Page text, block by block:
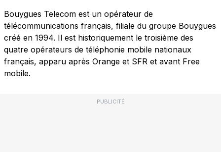
Bouygues Telecom est un opérateur de
télécommunications français, filiale du groupe Bouygues
créé en 1994. Il est historiquement le troisième des
quatre opérateurs de téléphonie mobile nationaux
français, apparu après Orange et SFR et avant Free
mobile.
PUBLICITÉ